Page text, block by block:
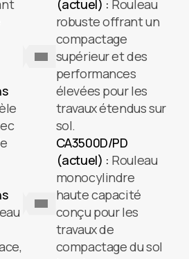
(actuel) : Rouleau
robuste offrant un
compactage
supérieur et des
performances
élevées pour les
travaux étendus sur
sol.
CA3500D/PD
(actuel) : Rouleau
monocylindre
haute capacité
conçu pour les
travaux de
compactage du sol